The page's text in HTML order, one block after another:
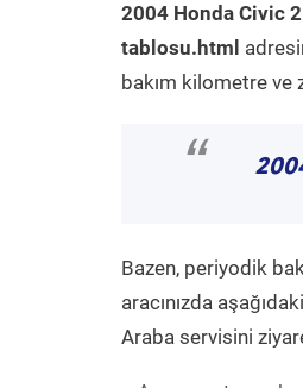
2004 Honda Civic
tablosu.html
bakım kilometre ve
“
Bazen, periyodik
aracınızda
Araba servisini